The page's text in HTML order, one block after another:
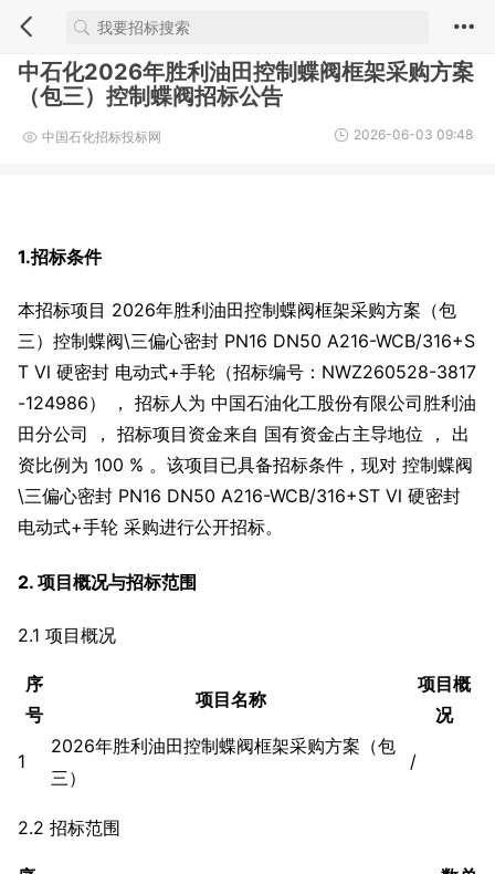
中石化2026年胜利油田控制蝶阀框架采购方案
（包三）控制蝶阀招标公告
中国石化招标投标网 2026-06-03 09:48
1.招标条件
本招标项目 2026年胜利油田控制蝶阀框架采购方案（包
三）控制蝶阀\三偏心密封 PN16 DN50 A216-WCB/316+S
T Ⅵ 硬密封 电动式+手轮（招标编号：NWZ260528-3817
-124986） ， 招标人为 中国石油化工股份有限公司胜利油
田分公司 ， 招标项目资金来自 国有资金占主导地位 ， 出
资比例为 100 % 。该项目已具备招标条件，现对 控制蝶阀
\三偏心密封 PN16 DN50 A216-WCB/316+ST Ⅵ 硬密封
电动式+手轮 采购进行公开招标。
2. 项目概况与招标范围
2.1 项目概况
序
号
项目名称
项目概
况
1
2026年胜利油田控制蝶阀框架采购方案（包
三）
/
2.2 招标范围